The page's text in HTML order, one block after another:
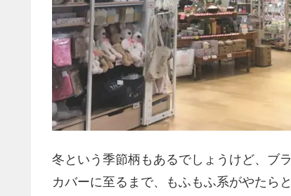
冬という季節柄もあるでしょうけど、ブ
カバーに至るまで、もふもふ系がやたら